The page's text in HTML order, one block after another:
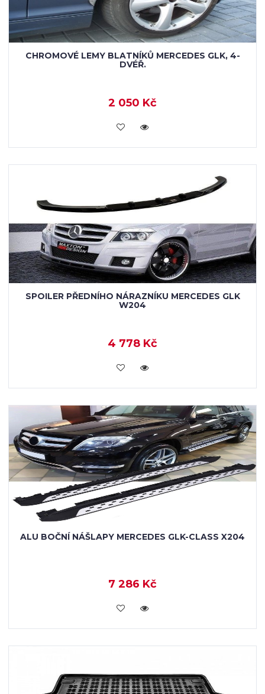
CHROMOVÉ LEMY BLATNÍKŮ MERCEDES GLK, 4-
DVÉŘ.
2 050 Kč
KOUPIT
SPOILER PŘEDNÍHO NÁRAZNÍKU MERCEDES GLK
W204
4 778 Kč
KOUPIT
ALU BOČNÍ NÁŠLAPY MERCEDES GLK-CLASS X204
7 286 Kč
KOUPIT